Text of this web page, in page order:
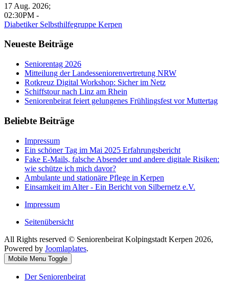
17 Aug. 2026;
02:30PM -
Diabetiker Selbsthilfegruppe Kerpen
Neueste Beiträge
Seniorentag 2026
Mitteilung der Landesseniorenvertretung NRW
Rotkreuz Digital Workshop: Sicher im Netz
Schiffstour nach Linz am Rhein
Seniorenbeirat feiert gelungenes Frühlingsfest vor Muttertag
Beliebte Beiträge
Impressum
Ein schöner Tag im Mai 2025 Erfahrungsbericht
Fake E-Mails, falsche Absender und andere digitale Risiken:
wie schütze ich mich davor?
Ambulante und stationäre Pflege in Kerpen
Einsamkeit im Alter - Ein Bericht von Silbernetz e.V.
Impressum
Seitenübersicht
All Rights reserved © Seniorenbeirat Kolpingstadt Kerpen 2026,
Powered by Joomlaplates.
Mobile Menu Toggle
Der Seniorenbeirat